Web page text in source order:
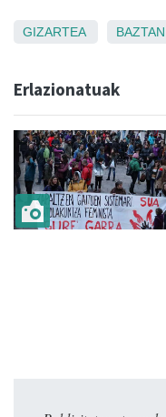
GIZARTEA BAZTAN
Erlazionatuak